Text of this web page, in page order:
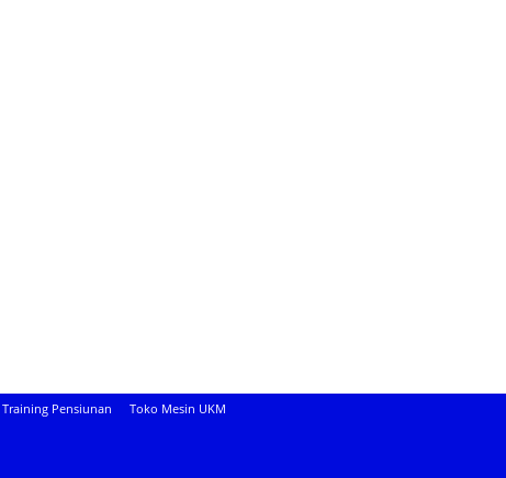
Training Pensiunan Toko Mesin UKM